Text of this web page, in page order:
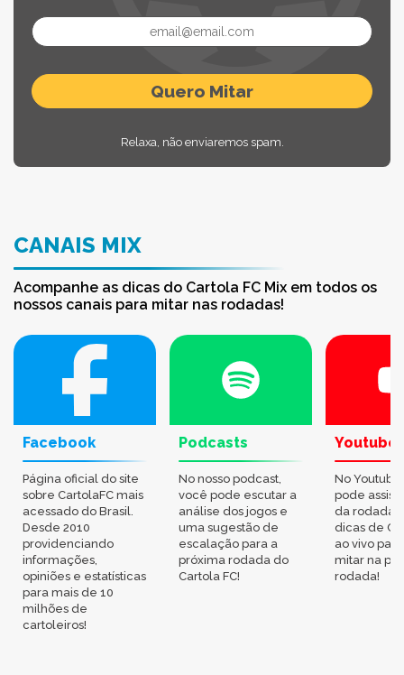
Relaxa, não enviaremos spam.
CANAIS MIX
Acompanhe as dicas do Cartola FC Mix em todos os
nossos canais para mitar nas rodadas!
Facebook
Página oficial do site
sobre CartolaFC mais
acessado do Brasil.
Desde 2010
providenciando
informações,
opiniões e estatísticas
para mais de 10
milhões de
cartoleiros!
Podcasts
No nosso podcast,
você pode escutar a
análise dos jogos e
uma sugestão de
escalação para a
próxima rodada do
Cartola FC!
Youtube
No
pode
da rodada,
dicas de
ao vivo
mitar na
rodada!